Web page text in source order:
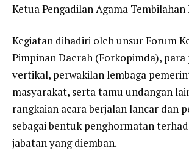
Ketua Pengadilan Agama Tembilahan
Kegiatan dihadiri oleh unsur Forum
Pimpinan Daerah (Forkopimda), para
vertikal, perwakilan lembaga
masyarakat, serta tamu undangan
rangkaian acara berjalan lancar dan
sebagai bentuk penghormatan
jabatan yang diemban.